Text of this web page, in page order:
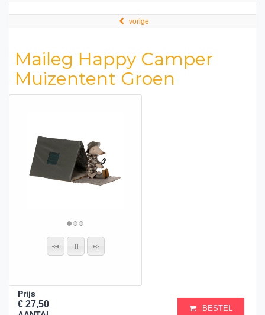
vorige
Maileg Happy Camper
Muizentent Groen
Prijs
€ 27,50 BESTEL